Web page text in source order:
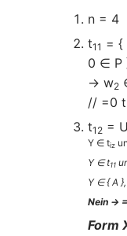
n = 4
t11 =
0 ∈ P
→ w2
// =0 t
t12 = U
Y ∈ tiz
Y ∈ t11
Y ∈ { A
Nein →
Form